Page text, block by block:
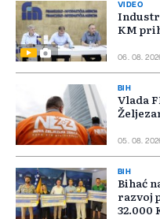
VIDEO
KM
06. 08.
BIH
Vlada
05. 08.
BIH
Bihać
razvoj
32.000